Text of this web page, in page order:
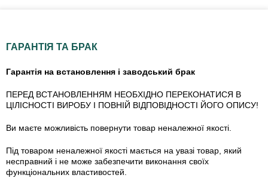
ГАРАНТІЯ ТА БРАК
Гарантія на встановлення і заводський брак
ПЕРЕД ВСТАНОВЛЕННЯМ НЕОБХІДНО ПЕРЕКОНАТИСЯ В
ЦІЛІСНОСТІ ВИРОБУ І ПОВНІЙ ВІДПОВІДНОСТІ ЙОГО ОПИСУ!
Ви маєте можливість повернути товар неналежної якості.
Під товаром неналежної якості мається на увазі товар, який
несправний і не може забезпечити виконання своїх
функціональних властивостей.